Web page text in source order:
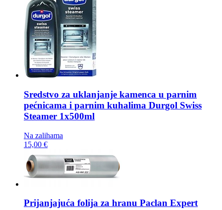
Sredstvo za uklanjanje kamenca u parnim
pećnicama i parnim kuhalima Durgol Swiss
Steamer 1x500ml
Na zalihama
15,00 €
Prijanjajuća folija za hranu Paclan Expert